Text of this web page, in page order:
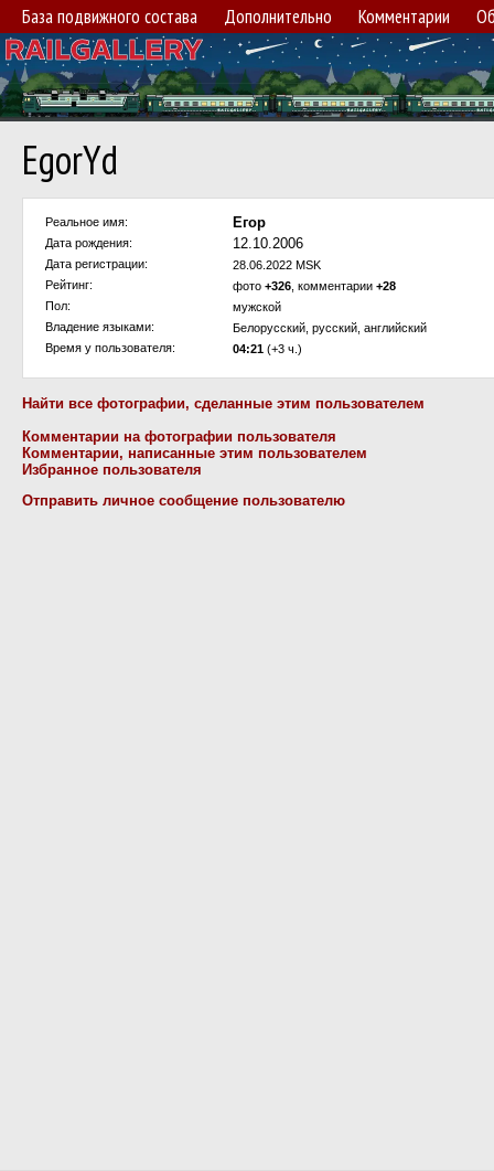
База подвижного состава Дополнительно Комментарии
EgorYd
Реальное имя: Егор
Дата рождения: 12.10.2006
Дата регистрации:
28.06.2022 MSK
Рейтинг:
фото +326 , комментарии +28
Пол:
мужской
Владение языками:
Белорусский, русский, английский
Время у пользователя:
04:21 (+3 ч.)
Найти все фотографии, сделанные этим пользователем
Комментарии на фотографии пользователя
Комментарии, написанные этим пользователем
Избранное пользователя
Отправить личное сообщение пользователю